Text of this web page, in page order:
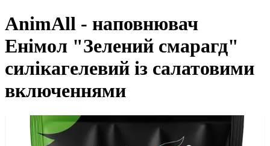
AnimAll - наповнювач
Енімол "Зелений смарагд"
силікагелевий із салатовими
включеннями